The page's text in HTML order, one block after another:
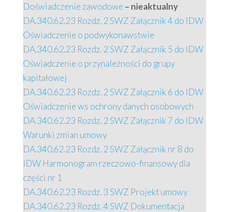
Doświadczenie zawodowe – nieaktualny
DA.340.62.23 Rozdz. 2 SWZ Załącznik 4 do IDW
Oświadczenie o podwykonawstwie
DA.340.62.23 Rozdz. 2 SWZ Załącznik 5 do IDW
Oświadczenie o przynależności do grupy
kapitałowej
DA.340.62.23 Rozdz. 2 SWZ Załącznik 6 do IDW
Oświadczenie ws ochrony danych osobowych
DA.340.62.23 Rozdz. 2 SWZ Załącznik 7 do IDW
Warunki zmian umowy
DA.340.62.23 Rozdz. 2 SWZ Załącznik nr 8 do
IDW Harmonogram rzeczowo-finansowy dla
części nr 1
DA.340.62.23 Rozdz. 3 SWZ Projekt umowy
DA.340.62.23 Rozdz. 4 SWZ Dokumentacja